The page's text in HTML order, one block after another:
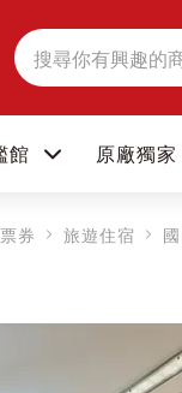
搜
尋
館 原廠獨家
券 旅遊住宿